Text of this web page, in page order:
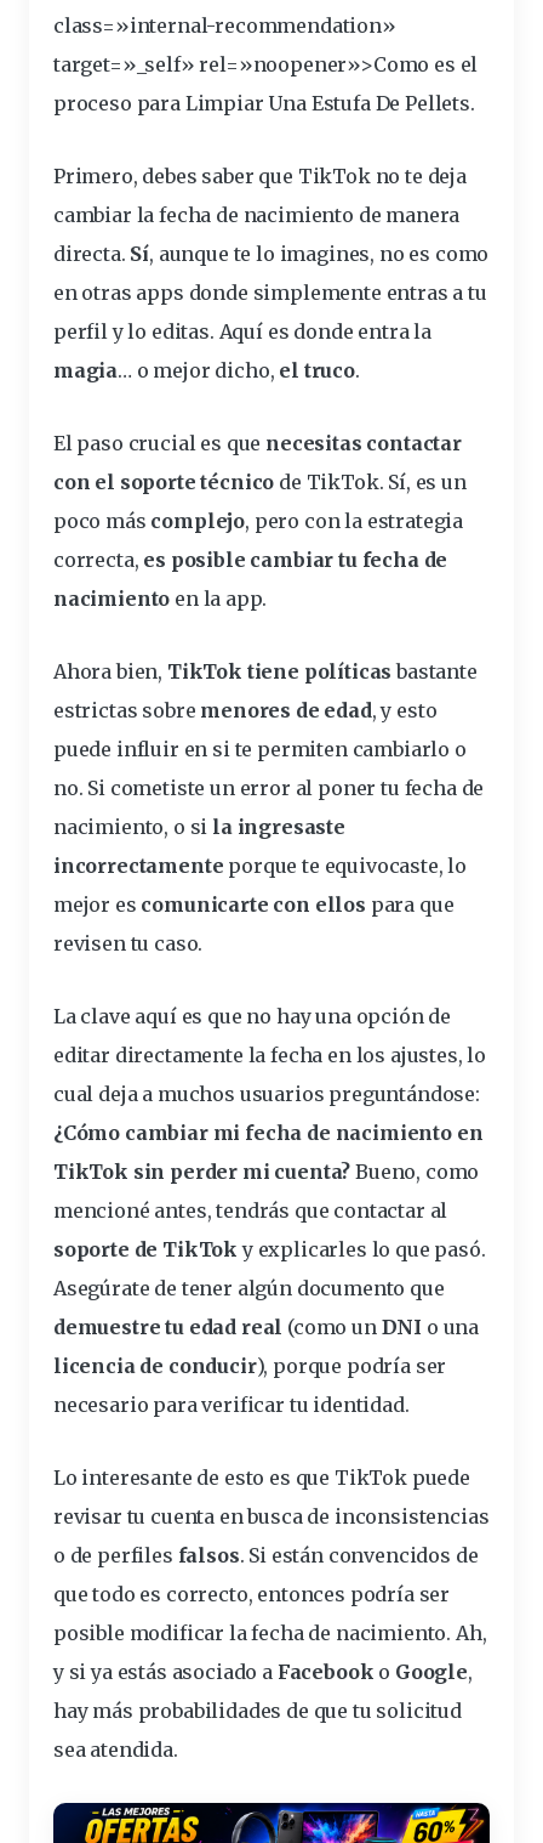
class=»internal-recommendation»
target=»_self» rel=»noopener»>Como es el
proceso para Limpiar Una Estufa De Pellets.
Primero, debes saber que TikTokno te deja
cambiar la fecha de nacimiento de manera
directa. Sí, aunque te lo imagines, no es como
en otras apps donde simplemente entras a tu
perfil y lo editas. Aquí es donde entra la
magia… o mejor dicho, el truco.
El paso crucial es que necesitas contactar
con el soporte técnico de TikTok. Sí, es un
poco más complejo, pero con la estrategia
correcta, es posible cambiar tu fecha de
nacimiento en la app.
Ahora bien, TikTok tiene políticas bastante
estrictas sobre menores de edad, y esto
puede influir en si te permiten cambiarlo o
no. Si cometiste un error al poner tu fecha de
nacimiento, o si la ingresaste
incorrectamente porque te equivocaste, lo
mejor es comunicarte con ellos para que
revisen tu caso.
La clave aquí es que no hay una opción de
editar directamente la fecha en los ajustes, lo
cual deja a muchos usuarios preguntándose:
¿Cómo cambiar mi fecha de nacimiento en
TikTok sin perder mi cuenta? Bueno, como
mencioné antes, tendrás que contactar al
soporte de TikTok y explicarles lo que pasó.
Asegúrate de tener algún documento que
demuestre tu edad real (como un DNI o una
licencia de conducir), porque podría ser
necesario para verificar tu identidad.
Lo interesante de esto es que TikTokpuede
revisar tu cuenta en busca de inconsistencias
o de perfiles falsos. Si están convencidos de
que todo es correcto, entonces podría ser
posible modificar la fecha de nacimiento. Ah,
y si ya estás asociado a Facebook o Google,
hay más probabilidades de que tu solicitud
sea atendida.